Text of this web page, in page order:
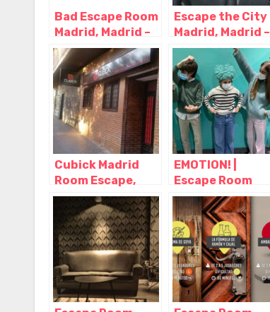
Bad Escape Room
Madrid, Madrid –
Madrid
Escape the City
Madrid, Madrid –
Madrid
Cubick Madrid
Room Escape,
Madrid – Madrid
EMOTION! |
Escape Room
para Niños
Madrid, Madrid –
Madrid